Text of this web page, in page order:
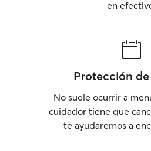
en
Protección de
No suele ocurrir a
cuidador tiene que
te ayudaremos a